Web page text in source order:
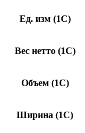
Ед. изм (1С)
Вес нетто (1С)
Объем (1С)
Ширина (1С)